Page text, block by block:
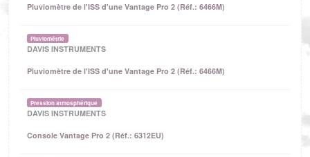
Pluviomètre de l'ISS d'une Vantage Pro 2 (Réf.: 6466M)
Pluviométrie
DAVIS INSTRUMENTS
Pluviomètre de l'ISS d'une Vantage Pro 2 (Réf.: 6466M)
Pression atmosphérique
DAVIS INSTRUMENTS
Console Vantage Pro 2 (Réf.: 6312EU)